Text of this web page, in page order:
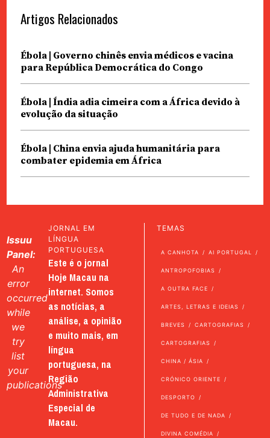
Artigos Relacionados
Ébola | Governo chinês envia médicos e vacina
para República Democrática do Congo
Ébola | Índia adia cimeira com a África devido à
evolução da situação
Ébola | China envia ajuda humanitária para
combater epidemia em África
Issuu
Panel:
An
error
occurred
while
we
try
list
your
publications
JORNAL EM
LÍNGUA
PORTUGUESA
Este é o jornal
Hoje Macau na
internet. Somos
as notícias, a
análise, a opinião
e muito mais, em
língua
portuguesa, na
Região
Administrativa
Especial de
Macau.
TEMAS
A CANHOTA AI PORTUGAL
ANTROPOFOBIAS
A OUTRA FACE
ARTES, LETRAS E IDEIAS
BREVES CARTOGRAFIAS
CARTOGRAFIAS
CHINA / ÁSIA
CRÓNICO ORIENTE
DESPORTO
DE TUDO E DE NADA
DIVINA COMÉDIA